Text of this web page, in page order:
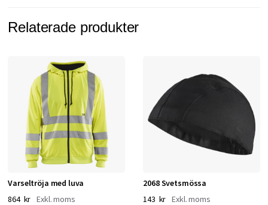
Relaterade produkter
Varseltröja med luva
864 kr
2068 Svetsmössa
143 kr